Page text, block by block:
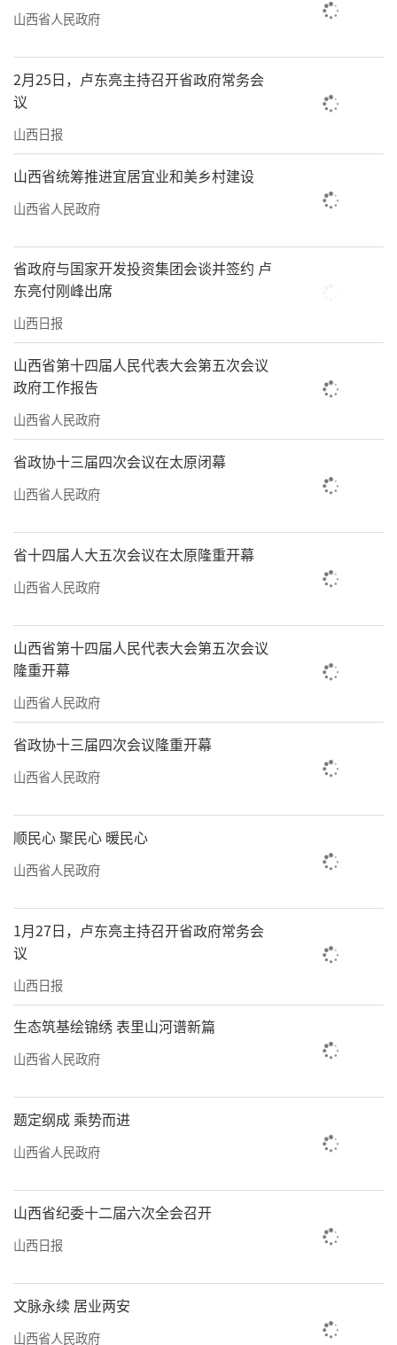
山西省人民政府
2月25日，卢东亮主持召开省政府常务会
议
山西日报
山西省统筹推进宜居宜业和美乡村建设
山西省人民政府
省政府与国家开发投资集团会谈并签约 卢
东亮付刚峰出席
山西日报
山西省第十四届人民代表大会第五次会议
政府工作报告
山西省人民政府
省政协十三届四次会议在太原闭幕
山西省人民政府
省十四届人大五次会议在太原隆重开幕
山西省人民政府
山西省第十四届人民代表大会第五次会议
隆重开幕
山西省人民政府
省政协十三届四次会议隆重开幕
山西省人民政府
顺民心 聚民心 暖民心
山西省人民政府
1月27日，卢东亮主持召开省政府常务会
议
山西日报
生态筑基绘锦绣 表里山河谱新篇
山西省人民政府
题定纲成 乘势而进
山西省人民政府
山西省纪委十二届六次全会召开
山西日报
文脉永续 居业两安
山西省人民政府